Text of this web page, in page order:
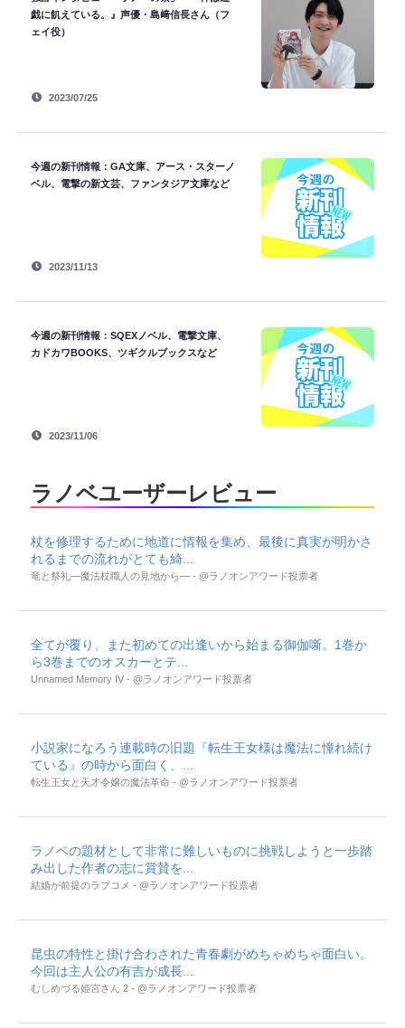
戯に飢えている。』声優・島﨑信長さん（フ
ェイ役）
2023/07/25
今週の新刊情報：GA文庫、アース・スターノ
ベル、電撃の新文芸、ファンタジア文庫など
2023/11/13
今週の新刊情報：SQEXノベル、電撃文庫、
カドカワBOOKS、ツギクルブックスなど
2023/11/06
ラノベユーザーレビュー
杖を修理するために地道に情報を集め、最後に真実が明かさ
れるまでの流れがとても綺...
竜と祭礼―魔法杖職人の見地から― - @ラノオンアワード投票者
全てが覆り、また初めての出逢いから始まる御伽噺。1巻か
ら3巻までのオスカーとテ...
Unnamed Memory IV - @ラノオンアワード投票者
小説家になろう連載時の旧題『転生王女様は魔法に憧れ続け
ている』の時から面白く、...
転生王女と天才令嬢の魔法革命 - @ラノオンアワード投票者
ラノベの題材として非常に難しいものに挑戦しようと一歩踏
み出した作者の志に賞賛を...
結婚が前提のラブコメ - @ラノオンアワード投票者
昆虫の特性と掛け合わされた青春劇がめちゃめちゃ面白い。
今回は主人公の有吉が成長...
むしめづる姫宮さん 2 - @ラノオンアワード投票者